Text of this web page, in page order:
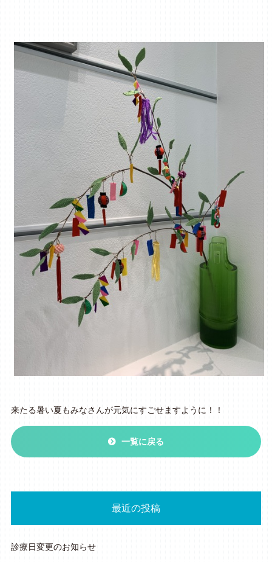
来たる暑い夏もみなさんが元気にすごせますように！！
一覧に戻る
最近の投稿
診療日変更のお知らせ